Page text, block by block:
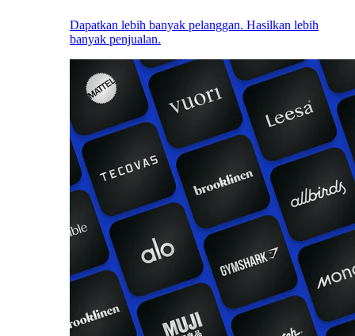
Dapatkan lebih banyak pelanggan. Hasilkan lebih
banyak penjualan.